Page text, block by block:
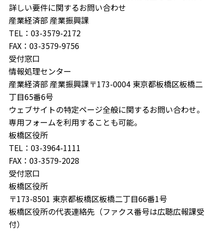
詳しい要件に関するお問い合わせ
産業経済部 産業振興課
TEL：03-3579-2172
FAX：03-3579-9756
受付窓口
情報処理センター
産業経済部 産業振興課〒173-0004 東京都板橋区板橋二
丁目65番6号
ウェブサイトの特定ページ全般に関するお問い合わせ。
専用フォームを利用することも可能。
板橋区役所
TEL：03-3964-1111
FAX：03-3579-2028
受付窓口
板橋区役所
〒173-8501 東京都板橋区板橋二丁目66番1号
板橋区役所の代表連絡先（ファクス番号は広聴広報課受
付）